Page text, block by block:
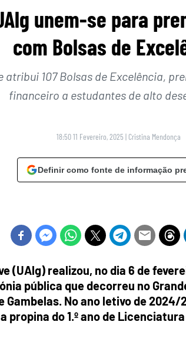
unem-se para
com Bolsas de
atribui 107 Bolsas de Excelência,
financeiro a estudantes de alto
18:50 11 Fevereiro, 2025 | Cristina Mendonça
Definir como fonte de informação
(UAlg) realizou, no dia 6 de
pública que decorreu no
Gambelas. No ano letivo de
propina do 1.º ano de